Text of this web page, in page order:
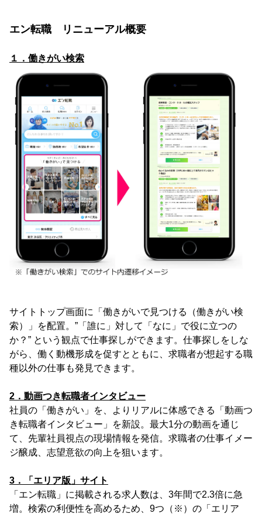
エン転職 リニューアル概要
１．働きがい検索
サイトトップ画面に「働きがいで見つける（働きがい検
索）」を配置。”「誰に」対して「なに」で役に立つの
か？” という観点で仕事探しができます。仕事探しをしな
がら、働く動機形成を促すとともに、求職者が想起する職
種以外の仕事も発見できます。
2．動画つき転職者インタビュー
社員の「働きがい」を、よりリアルに体感できる「動画つ
き転職者インタビュー」を新設。最大1分の動画を通じ
て、先輩社員視点の現場情報を発信。求職者の仕事イメー
ジ醸成、志望意欲の向上を狙います。
3．「エリア版」サイト
「エン転職」に掲載される求人数は、3年間で2.3倍に急
増。検索の利便性を高めるため、9つ（※）の「エリア